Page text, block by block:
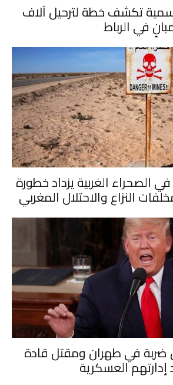
تكشف خطة لترحيل آلاف
في الرباط
الصحراء الغربية يزداد خطورة
النزاع والاحتلال المغربي
ضربة في طهران ومقتل قادة
العسكرية